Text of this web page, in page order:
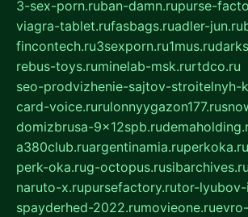
3-sex-porn.ruban-damn.rupurse-
viagra-tablet.rufasbags.ruadler-jun.ru
fincontech.ru3sexporn.ru1mus.ru
rebus-toys.ruminelab-msk.rurtdco.ru
seo-prodvizhenie-sajtov-stroitelnyh-
card-voice.rurulonnyygazon177.ru
domizbrusa-9x12spb.ru
a380club.ruargentinamia.ruperkoka.ru
perk-oka.rug-octopus.rusibarchives.ru
naruto-x.rupursefactory.rutor-
spayderhed-2022.rumovieone.ru